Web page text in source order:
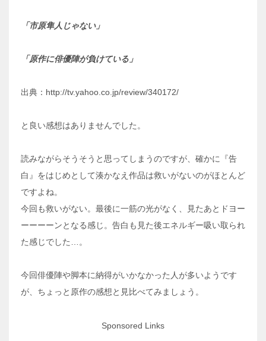
「市原隼人じゃない」
「原作に俳優陣が負けている」
出典：http://tv.yahoo.co.jp/review/340172/
と良い感想はありませんでした。
読みながらそうそうと思ってしまうのですが、確かに『告
白』をはじめとして湊かなえ作品は救いがないのがほとんど
ですよね。
今回も救いがない。最後に一筋の光がなく、見たあとドヨー
ーーーーンとなる感じ。告白も見た後エネルギー吸い取られ
た感じでした…。
今回俳優陣や脚本に納得がいかなかった人が多いようです
が、ちょっと原作の感想と見比べてみましょう。
Sponsored Links